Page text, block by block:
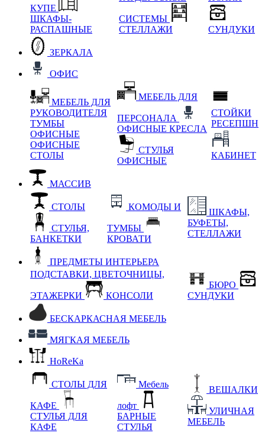
КУПЕ
ШКАФЫ-
РАСПАШНЫЕ
СИСТЕМЫ
СТЕЛЛАЖИ
СУНДУКИ
ЗЕРКАЛА
ОФИС
МЕБЕЛЬ ДЛЯ
РУКОВОДИТЕЛЯ
ТУМБЫ
ОФИСНЫЕ
ОФИСНЫЕ
СТОЛЫ
МЕБЕЛЬ ДЛЯ
ПЕРСОНАЛА
ОФИСНЫЕ КРЕСЛА
СТУЛЬЯ
ОФИСНЫЕ
СТОЙКИ
РЕСЕПШН
КАБИНЕТ
МАССИВ
СТОЛЫ
СТУЛЬЯ,
БАНКЕТКИ
КОМОДЫ И
ТУМБЫ
КРОВАТИ
ШКАФЫ,
БУФЕТЫ,
СТЕЛЛАЖИ
ПРЕДМЕТЫ ИНТЕРЬЕРА
ПОДСТАВКИ, ЦВЕТОЧНИЦЫ,
ЭТАЖЕРКИ КОНСОЛИ
БЮРО
СУНДУКИ
БЕСКАРКАСНАЯ МЕБЕЛЬ
МЯГКАЯ МЕБЕЛЬ
HoReKa
СТОЛЫ ДЛЯ
КАФЕ
СТУЛЬЯ ДЛЯ
КАФЕ
Мебель
лофт
БАРНЫЕ
СТУЛЬЯ
ВЕШАЛКИ
УЛИЧНАЯ
МЕБЕЛЬ